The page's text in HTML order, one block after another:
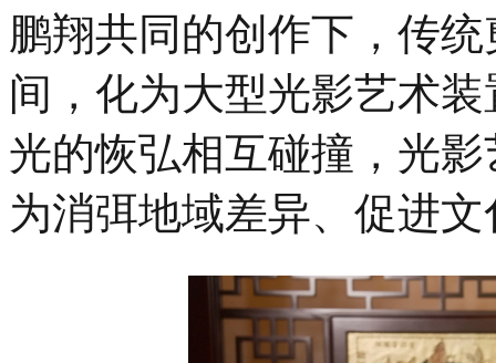
鹏翔共同的创作下，传
间，化为大型光影艺术
光的恢弘相互碰撞，光
为消弭地域差异、促进